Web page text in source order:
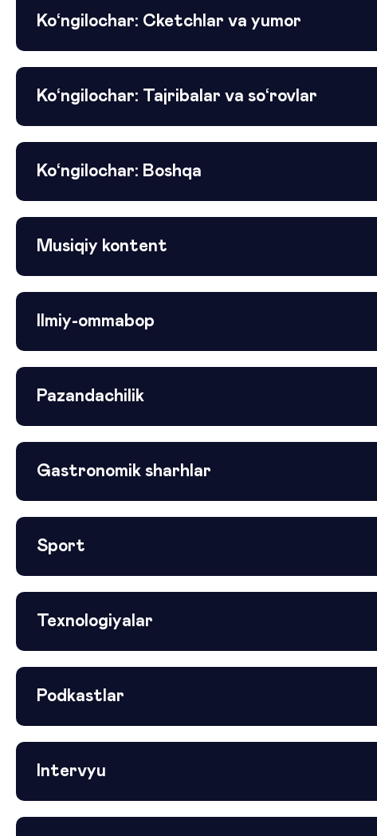
Ko‘ngilochar: Cketchlar va yumor
Ko‘ngilochar: Tajribalar va so‘rovlar
Ko‘ngilochar: Boshqa
Musiqiy kontent
Ilmiy-ommabop
Pazandachilik
Gastronomik sharhlar
Sport
Texnologiyalar
Podkastlar
Intervyu